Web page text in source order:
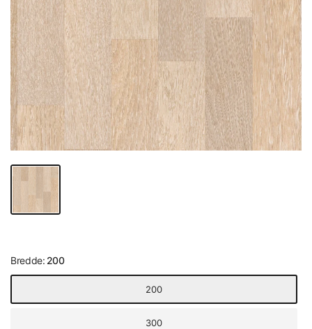
Bredde: 200
200
300